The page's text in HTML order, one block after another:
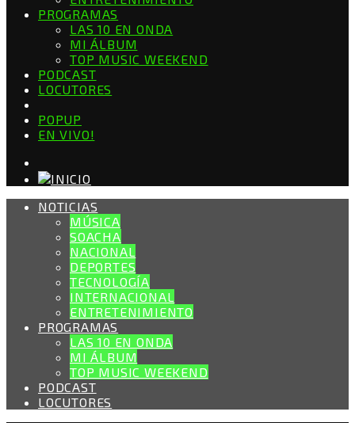
PROGRAMAS
LAS 10 EN ONDA
MI ÁLBUM
TOP MUSIC WEEKEND
PODCAST
LOCUTORES
POPUP
EN VIVO!
NOTICIAS
MÚSICA
SOACHA
NACIONAL
DEPORTES
TECNOLOGÍA
INTERNACIONAL
ENTRETENIMIENTO
PROGRAMAS
LAS 10 EN ONDA
MI ÁLBUM
TOP MUSIC WEEKEND
PODCAST
LOCUTORES